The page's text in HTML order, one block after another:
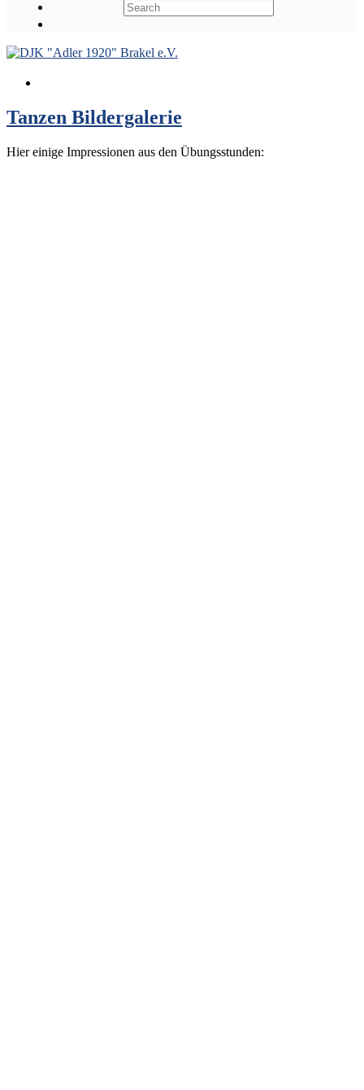
Tanzen Bildergalerie
Hier einige Impressionen aus den Übungsstunden: